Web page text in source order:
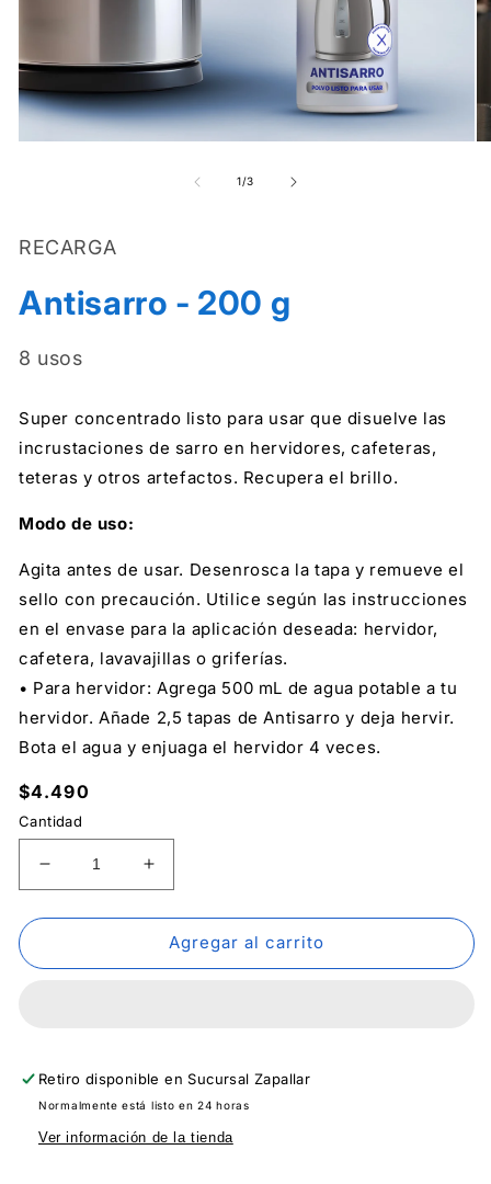
ventana
1/de
3
RECARGA
Antisarro - 200 g
8 usos
Super concentrado listo para usar que disuelve las
incrustaciones de sarro en hervidores, cafeteras,
teteras y otros artefactos. Recupera el brillo.
Modo de uso:
Agita antes de usar. Desenrosca la tapa y remueve el
sello con precaución. Utilice según las instrucciones
en el envase para la aplicación deseada: hervidor,
cafetera, lavavajillas o griferías.
• Para hervidor: Agrega 500 mL de agua potable a tu
hervidor. Añade 2,5 tapas de Antisarro y deja hervir.
Bota el agua y enjuaga el hervidor 4 veces.
Precio
habitual
$4.490
Cantidad
Reducir
cantidad
para
-
Aumentar
cantidad
para
Antisarro
-
Agregar al carrito
Retiro disponible enSucursal Zapallar
Normalmente está listo en 24 horas
Ver información de la tienda